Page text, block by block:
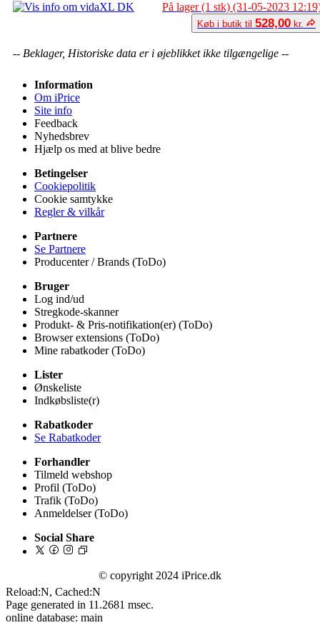
På lager (1 stk) (31-05-2023
Køb i butik til 528,00 kr.
-- Beklager, Historiske data er i øjeblikket ikke tilgængelige --
Information
Om iPrice
Site info
Feedback
Nyhedsbrev
Hjælp os med at blive bedre
Betingelser
Cookiepolitik
Cookie samtykke
Regler & vilkår
Partnere
Se Partnere
Producenter / Brands (ToDo)
Bruger
Log ind/ud
Stregkode-skanner
Produkt- & Pris-notifikation(er) (ToDo)
Browser extensions (ToDo)
Mine rabatkoder (ToDo)
Lister
Ønskeliste
Indkøbsliste(r)
Rabatkoder
Se Rabatkoder
Forhandler
Tilmeld webshop
Profil (ToDo)
Trafik (ToDo)
Anmeldelser (ToDo)
Social Share
© copyright 2024 iPrice.dk
Reload:N, Cached:N
Page generated in 11.2681 msec.
online database: main